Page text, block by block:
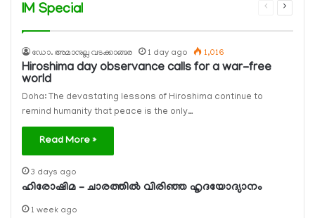
IM Special
Previous
Next
ഡോ. അമാനുല്ല വടക്കാങ്ങര 1 day ago 1,016
Hiroshima day observance calls for a war-free
world
Doha: The devastating lessons of Hiroshima continue to
remind humanity that peace is the only…
Read More »
3 days ago
ഹിരോഷിമ – ചാരത്തിൽ വിരിഞ്ഞ ഹൃദയോദ്യാനം
1 week ago